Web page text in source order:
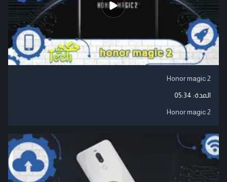
Honor magic 2
المدة: 05:34
Honor magic 2